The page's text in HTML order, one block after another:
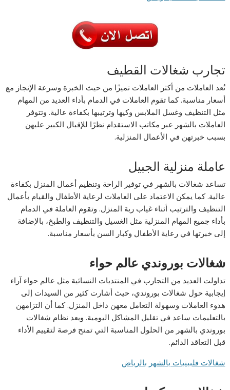
تجارب شغالات القطيف
تُعد العاملات من أكثر العاملات تميزًا من حيث الخبرة وسرعة الإنجاز مع
أسعار مناسبة. كما تقوم العاملات في الدمام بأداء العديد من المهام
مثل التنظيف وغسل الملابس وكيها وترتيبها بكفاءة عالية. وتتوفر
العاملات بالشهر عبر مكاتب الاستقدام نظرًا للإقبال الكبير عليهن
بسبب خبرتهن في الأعمال المنزلية.
عاملة منزلية الجبيل
تساعد شغالات بالشهر في توفير الراحة وتنظيم أعمال المنزل بكفاءة
عالية. كما يمكن الاعتماد على العاملات لرعاية الأطفال والقيام بأعمال
التنظيف والترتيب أثناء غياب ربة المنزل. وتقوم العاملة في الدمام
بأداء جميع المهام المنزلية مثل الغسيل والتنظيف والطبخ، بالإضافة
إلى خبرتها في رعاية الأطفال وكبار السن بأسعار مناسبة.
شغالات بوروندي عالم حواء
تداولت العديد من التجارب في المنتديات النسائية مثل عالم حواء آراء
إيجابية حول شغالات بوروندي، حيث أشارت كثير من السيدات إلى
هدوء العاملات وسهولة التعامل معهن داخل المنزل. كما أن التزامهن
بالتعليمات ساعد في تقليل المشاكل اليومية. ويعد نظام شغالات
بوروندي بالشهر من الحلول المناسبة التي تمنح فرصة لتقييم الأداء
قبل التعاقد الدائم.
شغالات فلبينيات بالشهر بالرياض